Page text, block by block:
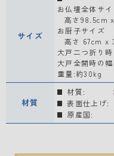
サイズ
お仏壇全体サ
高さ98.5cm
お厨子サイズ
高さ 67cm x
大戸二つ折り
大戸全開時の
重量:約30kg
材質
材質:
表面仕上げ:
原産国: